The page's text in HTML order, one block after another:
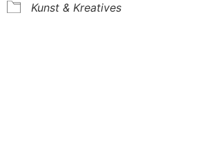
Kunst & Kreatives